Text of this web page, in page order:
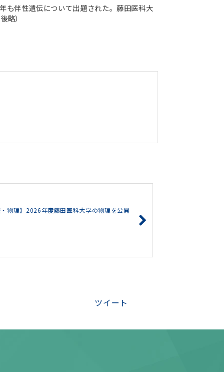
も伴性遺伝について出題された。藤田医科大
略）
物理】2026年度藤田医科大学の物理を公開
ツイート